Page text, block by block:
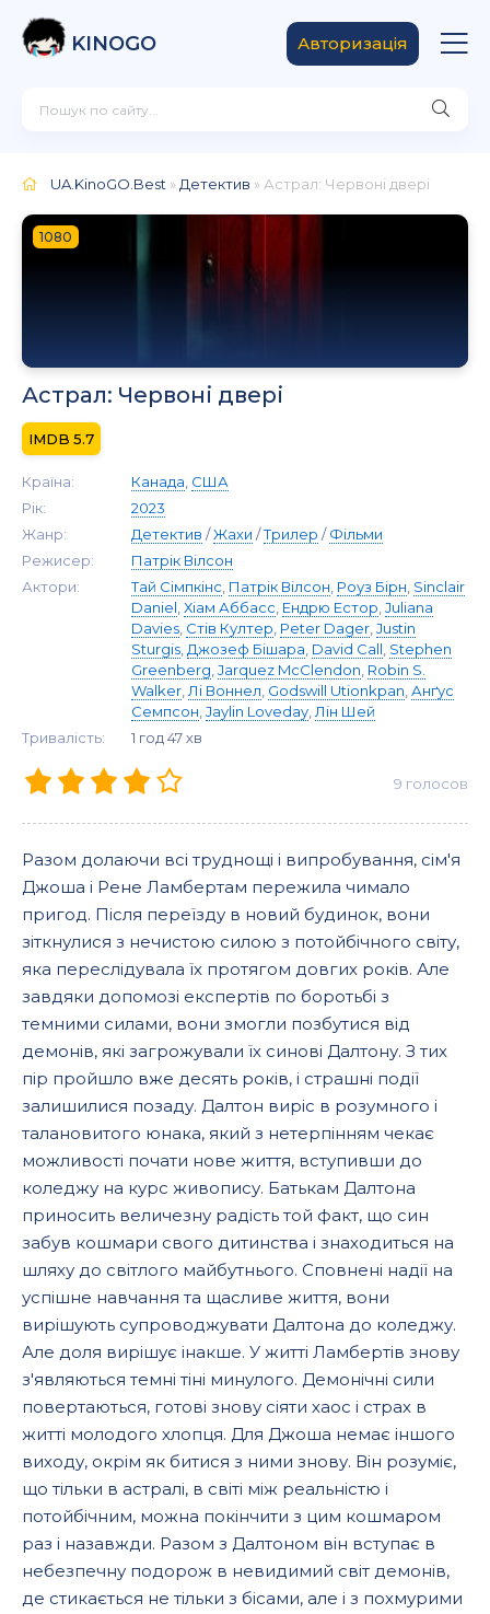
KINOGO Авторизація
UA.KinoGO.Best » Детектив » Астрал: Червоні двері
1080
Астрал: Червоні двері
5.7
Країна: Канада США
Рік:
2023
Жанр:
Детектив /Жахи /Трилер /Фільми
Режисер:
Патрік Вілсон
Актори:
Тай Сімпкінс Патрік Вілсон Роуз Бірн Sinclair
Daniel Хіам Аббасс Ендрю Естор Juliana
Davies Стів Култер Peter Dager Justin
Sturgis Джозеф Бішара David Call Stephen
Greenberg Jarquez McClendon Robin S.
Walker Лі Воннел Godswill Utionkpan Анґус
Семпсон Jaylin Loveday Лін Шей
Тривалість:
1 год 47 хв
9 голосов
Разом долаючи всі труднощі і випробування, сім'я
Джоша і Рене Ламбертам пережила чимало
пригод. Після переїзду в новий будинок, вони
зіткнулися з нечистою силою з потойбічного світу,
яка переслідувала їх протягом довгих років. Але
завдяки допомозі експертів по боротьбі з
темними силами, вони змогли позбутися від
демонів, які загрожували їх синові Далтону. З тих
пір пройшло вже десять років, і страшні події
залишилися позаду. Далтон виріс в розумного і
талановитого юнака, який з нетерпінням чекає
можливості почати нове життя, вступивши до
коледжу на курс живопису. Батькам Далтона
приносить величезну радість той факт, що син
забув кошмари свого дитинства і знаходиться на
шляху до світлого майбутнього. Сповнені надії на
успішне навчання та щасливе життя, вони
вирішують супроводжувати Далтона до коледжу.
Але доля вирішує інакше. У житті Ламбертів знову
з'являються темні тіні минулого. Демонічні сили
повертаються, готові знову сіяти хаос і страх в
житті молодого хлопця. Для Джоша немає іншого
виходу, окрім як битися з ними знову. Він розуміє,
що тільки в астралі, в світі між реальністю і
потойбічним, можна покінчити з цим кошмаром
раз і назавжди. Разом з Далтоном він вступає в
небезпечну подорож в невидимий світ демонів,
де стикається не тільки з бісами, але і з похмурими